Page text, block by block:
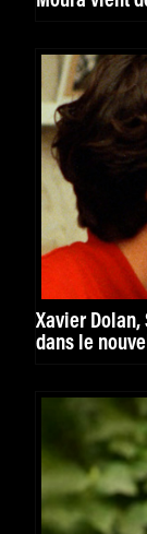
Xavier
dans le